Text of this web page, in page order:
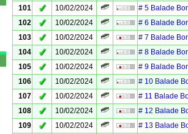
101
✓ 10/02/2024
# 5 Balade
102
✓ 10/02/2024
# 6 Balade
103
✓ 10/02/2024
# 7 Balade
104
✓ 10/02/2024
# 8 Balade
105
✓ 10/02/2024
# 9 Balade
106
✓ 10/02/2024
# 10 Balade
107
✓ 10/02/2024
# 11 Balade
108
✓ 10/02/2024
# 12 Balade
109
✓ 10/02/2024
# 13 Balade